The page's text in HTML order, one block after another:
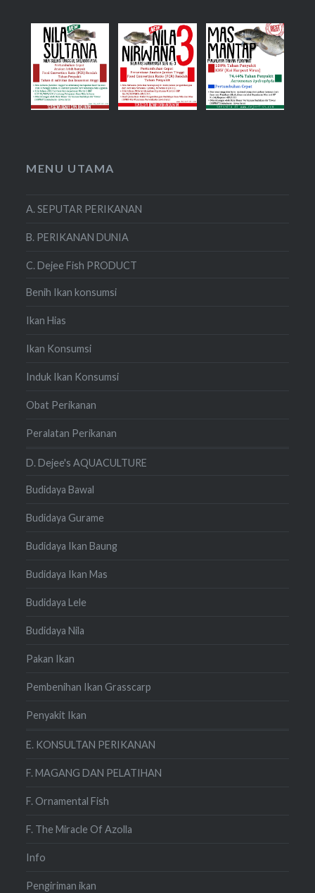
MENU UTAMA
A. SEPUTAR PERIKANAN
B. PERIKANAN DUNIA
C. Dejee Fish PRODUCT
Benih Ikan konsumsi
Ikan Hias
Ikan Konsumsi
Induk Ikan Konsumsi
Obat Perikanan
Peralatan Perikanan
D. Dejee's AQUACULTURE
Budidaya Bawal
Budidaya Gurame
Budidaya Ikan Baung
Budidaya Ikan Mas
Budidaya Lele
Budidaya Nila
Pakan Ikan
Pembenihan Ikan Grasscarp
Penyakit Ikan
E. KONSULTAN PERIKANAN
F. MAGANG DAN PELATIHAN
F. Ornamental Fish
F. The Miracle Of Azolla
Info
Pengiriman ikan